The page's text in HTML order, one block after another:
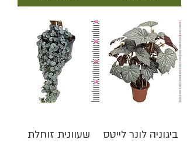
ביגוניה לונר לייטס שעוונית זוחלת